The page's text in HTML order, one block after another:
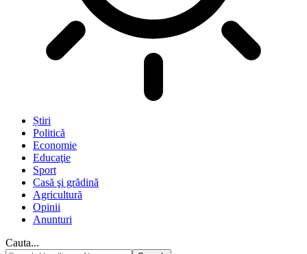
Știri
Politică
Economie
Educaţie
Sport
Casă şi grădină
Agricultură
Opinii
Anunturi
Cauta...